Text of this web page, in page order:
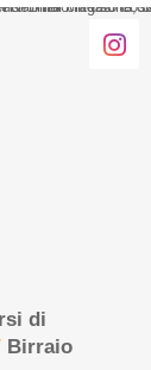
di
Birraio